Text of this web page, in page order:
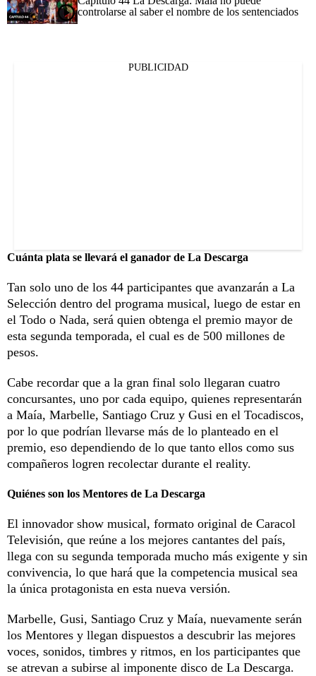
controlarse al saber el nombre de los sentenciados
PUBLICIDAD
Cuánta plata se llevará el ganador de La Descarga
Tan solo uno de los 44 participantes que avanzarán a La
Selección dentro del programa musical, luego de estar en
el Todo o Nada, será quien obtenga el premio mayor de
esta segunda temporada, el cual es de 500 millones de
pesos.
Cabe recordar que a la gran final solo llegaran cuatro
concursantes, uno por cada equipo, quienes representarán
a Maía, Marbelle, Santiago Cruz y Gusi en el Tocadiscos,
por lo que podrían llevarse más de lo planteado en el
premio, eso dependiendo de lo que tanto ellos como sus
compañeros logren recolectar durante el reality.
Quiénes son los Mentores de La Descarga
El innovador show musical, formato original de Caracol
Televisión, que reúne a los mejores cantantes del país,
llega con su segunda temporada mucho más exigente y sin
convivencia, lo que hará que la competencia musical sea
la única protagonista en esta nueva versión.
Marbelle, Gusi, Santiago Cruz y Maía, nuevamente serán
los Mentores y llegan dispuestos a descubrir las mejores
voces, sonidos, timbres y ritmos, en los participantes que
se atrevan a subirse al imponente disco de La Descarga.